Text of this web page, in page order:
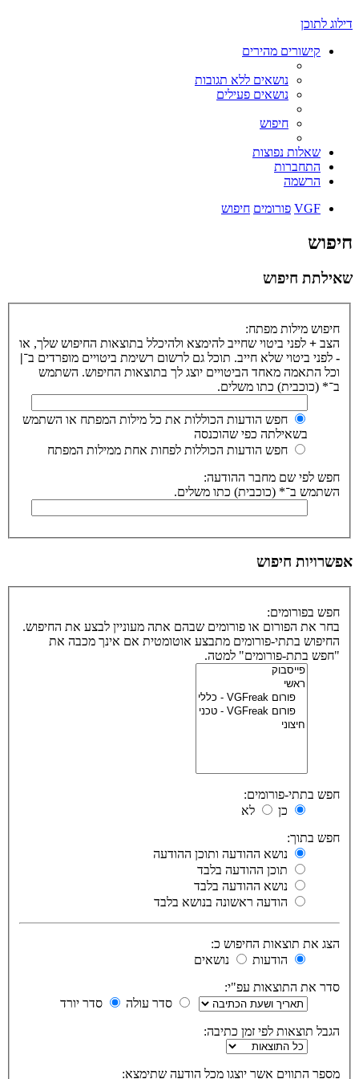
דילוג לתוכן
קישורים מהירים
נושאים ללא תגובות
נושאים פעילים
חיפוש
שאלות נפוצות
התחברות
הרשמה
VGF פורומים חיפוש
חיפוש
שאילתת חיפוש
חיפוש מילות מפתח:
הצב + לפני ביטוי שחייב להימצא ולהיכלל בתוצאות החיפוש שלך, או
- לפני ביטוי שלא חייב. תוכל גם לרשום רשימת ביטויים מופרדים ב־|
וכל התאמה מאחד הביטויים יוצג לך בתוצאות החיפוש. השתמש
ב־* (כוכבית) כתו משלים.
חפש הודעות הכוללות את כל מילות המפתח או השתמש
בשאילתה כפי שהוכנסה
חפש הודעות הכוללות לפחות אחת ממילות המפתח
חפש לפי שם מחבר ההודעה:
השתמש ב־* (כוכבית) כתו משלים.
אפשרויות חיפוש
חפש בפורומים:
בחר את הפורום או פורומים שבהם אתה מעוניין לבצע את החיפוש.
החיפוש בתתי-פורומים מתבצע אוטומטית אם אינך מכבה את
"חפש בתת-פורומים" למטה.
חפש בתתי-פורומים:
כן
לא
חפש בתוך:
נושא ההודעה ותוכן ההודעה
תוכן ההודעה בלבד
נושא ההודעה בלבד
הודעה ראשונה בנושא בלבד
הצג את תוצאות החיפוש כ:
הודעות
נושאים
סדר את התוצאות עפ"י:
סדר עולה
סדר יורד
הגבל תוצאות לפי זמן כתיבה:
מספר התווים אשר יוצגו מכל הודעה שתימצא: